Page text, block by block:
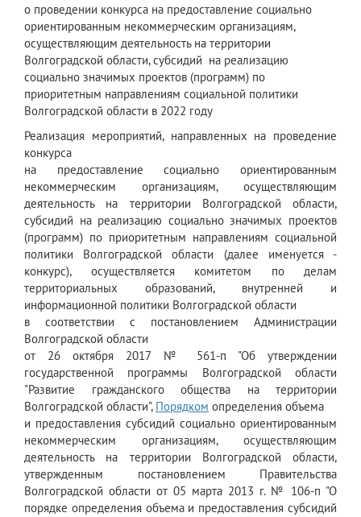
о проведении конкурса на предоставление социально
ориентированным некоммерческим организациям,
осуществляющим деятельность на территории
Волгоградской области, субсидий на реализацию
социально значимых проектов (программ) по
приоритетным направлениям социальной политики
Волгоградской области в 2022 году
Реализация мероприятий, направленных на проведение
конкурса
на предоставление социально ориентированным
некоммерческим организациям, осуществляющим
деятельность на территории Волгоградской области,
субсидий на реализацию социально значимых проектов
(программ) по приоритетным направлениям социальной
политики Волгоградской области (далее именуется -
конкурс), осуществляется комитетом по делам
территориальных образований, внутренней и
информационной политики Волгоградской области
в соответствии с постановлением Администрации
Волгоградской области
от 26 октября 2017 № 561-п "Об утверждении
государственной программы Волгоградской области
"Развитие гражданского общества на территории
Волгоградской области", Порядком определения объема
и предоставления субсидий социально ориентированным
некоммерческим организациям, осуществляющим
деятельность на территории Волгоградской области,
утвержденным постановлением Правительства
Волгоградской области от 05 марта 2013 г. № 106-п "О
порядке определения объема и предоставления субсидий